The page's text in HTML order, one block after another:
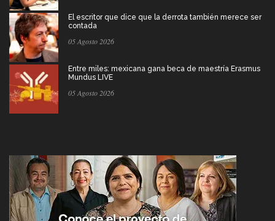
El escritor que dice que la derrota también merece ser
contada
05 Agosto 2026
Entre miles: mexicana gana beca de maestría Erasmus
Mundus LIVE
05 Agosto 2026